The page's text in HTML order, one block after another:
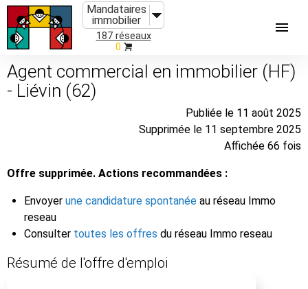
Mandataires
immobilier
187 réseaux
0
Agent commercial en immobilier (HF)
- Liévin (62)
Publiée le 11 août 2025
Supprimée le 11 septembre 2025
Affichée 66 fois
Offre supprimée. Actions recommandées :
Envoyer une candidature spontanée au réseau Immo
reseau
Consulter toutes les offres du réseau Immo reseau
Résumé de l'offre d'emploi